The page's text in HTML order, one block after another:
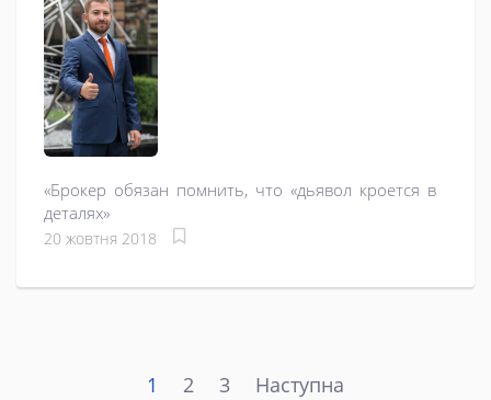
«Брокер обязан помнить, что «дьявол кроется в
деталях»
20 жовтня 2018
1 2 3 Наступна